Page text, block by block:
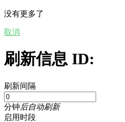
没有更多了
取消
刷新信息 ID:
刷新间隔
分钟后自动刷新
启用时段